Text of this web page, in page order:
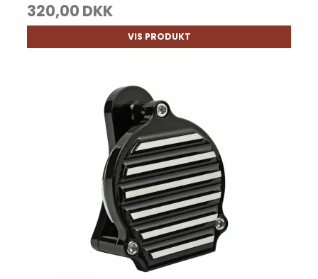
320,00 DKK
VIS PRODUKT